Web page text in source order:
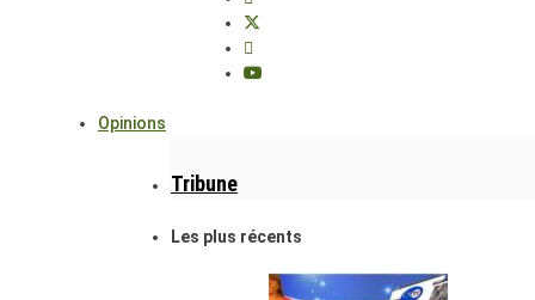
Opinions
Tribune
Les plus récents